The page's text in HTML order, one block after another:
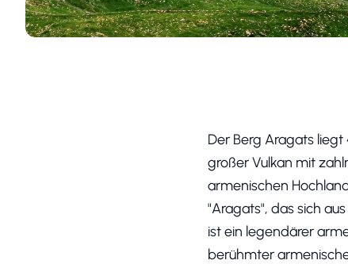
Der Berg Aragats
großer Vulkan mit
armenischen
"Aragats", das sich
ist ein legendärer
berühmter